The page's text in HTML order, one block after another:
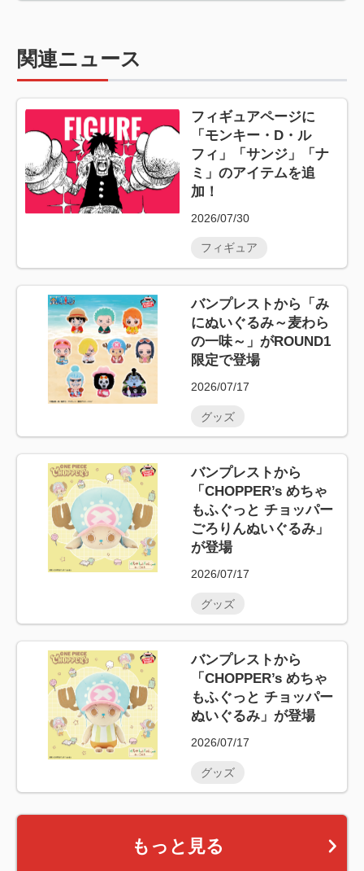
関連ニュース
フィギュアページに
「モンキー・D・ル
フィ」「サンジ」「ナ
ミ」のアイテムを追
加！
2026/07/30
フィギュア
バンプレストから「み
にぬいぐるみ～麦わら
の一味～」がROUND1
限定で登場
2026/07/17
グッズ
バンプレストから
「CHOPPER’s めちゃ
もふぐっと チョッパー
ごろりんぬいぐるみ」
が登場
2026/07/17
グッズ
バンプレストから
「CHOPPER’s めちゃ
もふぐっと チョッパー
ぬいぐるみ」が登場
2026/07/17
グッズ
もっと見る